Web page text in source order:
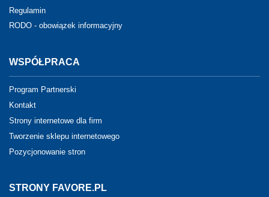
Regulamin
RODO - obowiązek informacyjny
WSPÓŁPRACA
Program Partnerski
Kontakt
Strony internetowe dla firm
Tworzenie sklepu internetowego
Pozycjonowanie stron
STRONY FAVORE.PL